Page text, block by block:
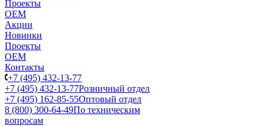
Проекты
ОЕМ
Акции
Новинки
Проекты
ОЕМ
Контакты
+7 (495) 432-13-77
+7 (495) 432-13-77Розничный отдел
+7 (495) 162-85-55Оптовый отдел
8 (800) 300-64-49По техническим
вопросам